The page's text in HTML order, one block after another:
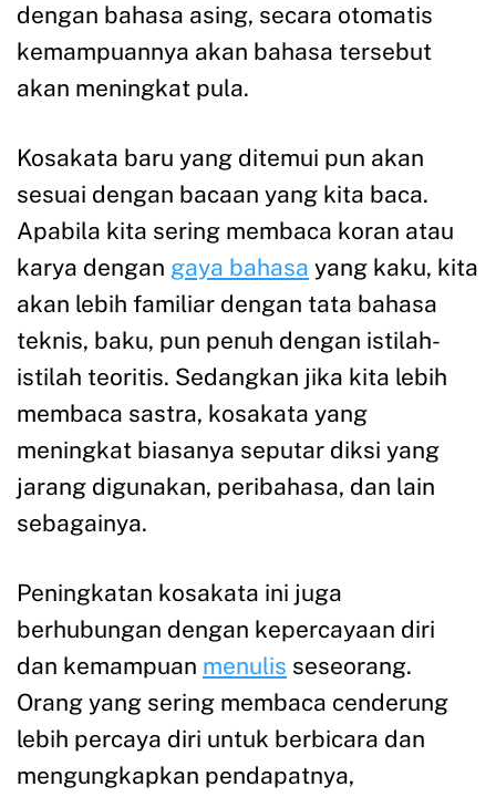
dengan bahasa asing, secara otomatis
kemampuannya akan bahasa tersebut
akan meningkat pula.
Kosakata baru yang ditemui pun akan
sesuai dengan bacaan yang kita baca.
Apabila kita sering membaca koran atau
karya dengan gaya bahasa yang kaku, kita
akan lebih familiar dengan tata bahasa
teknis, baku, pun penuh dengan istilah-
istilah teoritis. Sedangkan jika kita lebih
membaca sastra, kosakata yang
meningkat biasanya seputar diksi yang
jarang digunakan, peribahasa, dan lain
sebagainya.
Peningkatan kosakata ini juga
berhubungan dengan kepercayaan diri
dan kemampuan menulis seseorang.
Orang yang sering membaca cenderung
lebih percaya diri untuk berbicara dan
mengungkapkan pendapatnya,